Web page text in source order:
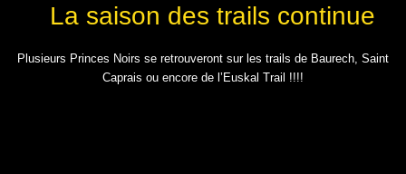
La saison des trails continue
Plusieurs Princes Noirs se retrouveront sur les trails de Baurech, Saint
Caprais ou encore de l’Euskal Trail !!!!